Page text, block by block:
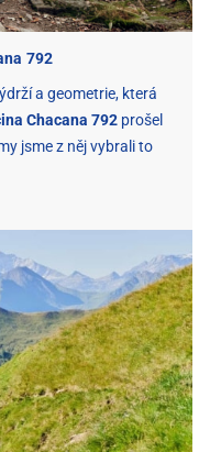
792
a geometrie, která
Chacana 792 prošel
jsme z něj vybrali to